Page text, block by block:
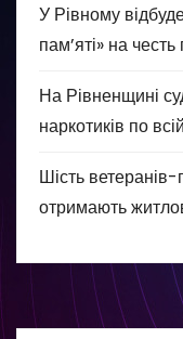
У Рівному
пам’яті» на
На Рівненщині
наркотиків по
Шість
отримають